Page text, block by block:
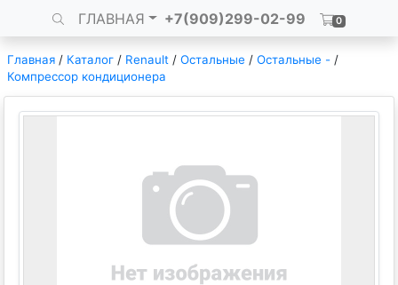
ГЛАВНАЯ +7(909)299-02-99 0
Главная / Каталог / Renault / Остальные / Остальные - /
Компрессор кондиционера